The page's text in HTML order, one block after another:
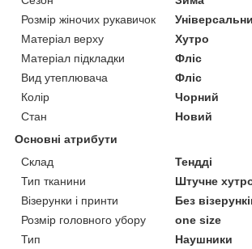
Розмір жіночих рукавичок
Матеріал верху
Хутро
Матеріал підкладки
Фліс
Вид утеплювача
Фліс
Колір
Чорний
Стан
Новий
Основні атрибути
Склад
Тендді
Тип тканини
Штучне
Візерунки і принти
Без
Розмір головного убору
one size
Тип
Наушники